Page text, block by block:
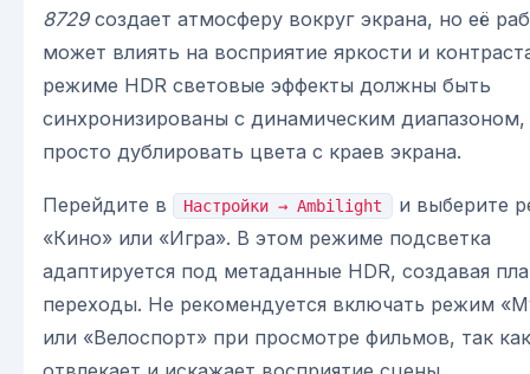
8729создает атмосферу вокруг экрана, но её
может влиять на восприятие яркости и
режиме HDR световые эффекты должны быть
синхронизированы с динамическим диапазоном,
просто дублировать цвета с краев экрана.
Перейдите в Настройки → Ambilight
и выберите
«Кино» или «Игра». В этом режиме подсветка
адаптируется под метаданные HDR, создавая
переходы. Не рекомендуется включать режим
или «Велоспорт» при просмотре фильмов, так